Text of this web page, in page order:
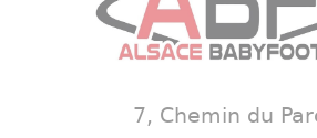
7, Chemin du